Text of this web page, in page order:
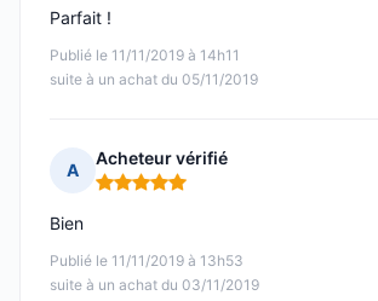
Publié le 11/11/2019 à 14h11
suite à un achat du 05/11/2019
Parfait !
A
Acheteur vérifié
Note : 5 sur 5
Publié le 11/11/2019 à 13h53
suite à un achat du 03/11/2019
Bien